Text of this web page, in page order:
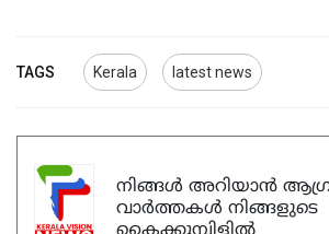
TAGS Kerala latest news
നിങ്ങൾ അറിയാൻ
വാർത്തകൾ നിങ്ങളുടെ